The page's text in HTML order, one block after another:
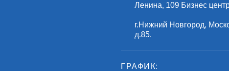
Ленина, 109 Бизнес
г.Нижний Новгород,
д.85.
ГРАФИК: